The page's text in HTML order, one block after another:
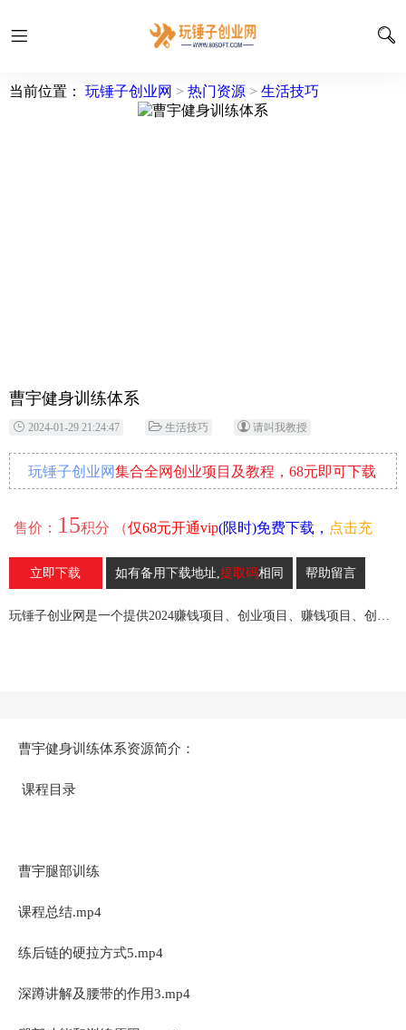
当前位置： 玩锤子创业网 > 热门资源 > 生活技巧
曹宇健身训练体系
2024-01-29 21:24:47 生活技巧 请叫我教授
玩锤子创业网集合全网创业项目及教程，68元即可下载
售价： 15积分 （仅68元开通vip(限时)免费下载， 点击充
）
立即下载 如有备用下载地址,提取码相同 帮助留言
玩锤子创业网是一个提供2024赚钱项目、创业项目、赚钱项目、创业赚钱教程、引流教程的创业网,欢迎来玩锤子创业网！
曹宇健身训练体系资源简介：
课程目录
曹宇腿部训练
课程总结.mp4
练后链的硬拉方式5.mp4
深蹲讲解及腰带的作用3.mp4